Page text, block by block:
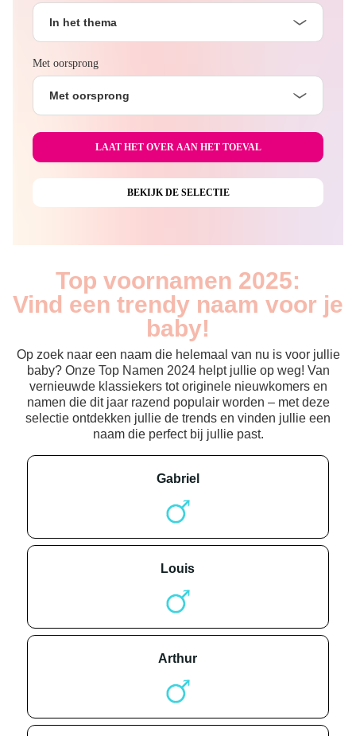
In het thema
Met oorsprong
Met oorsprong
Top voornamen 2025:
Vind een trendy naam voor je
baby!
Op zoek naar een naam die helemaal van nu is voor jullie
baby? Onze Top Namen 2024 helpt jullie op weg! Van
vernieuwde klassiekers tot originele nieuwkomers en
namen die dit jaar razend populair worden – met deze
selectie ontdekken jullie de trends en vinden jullie een
naam die perfect bij jullie past.
gabriel
louis
arthur